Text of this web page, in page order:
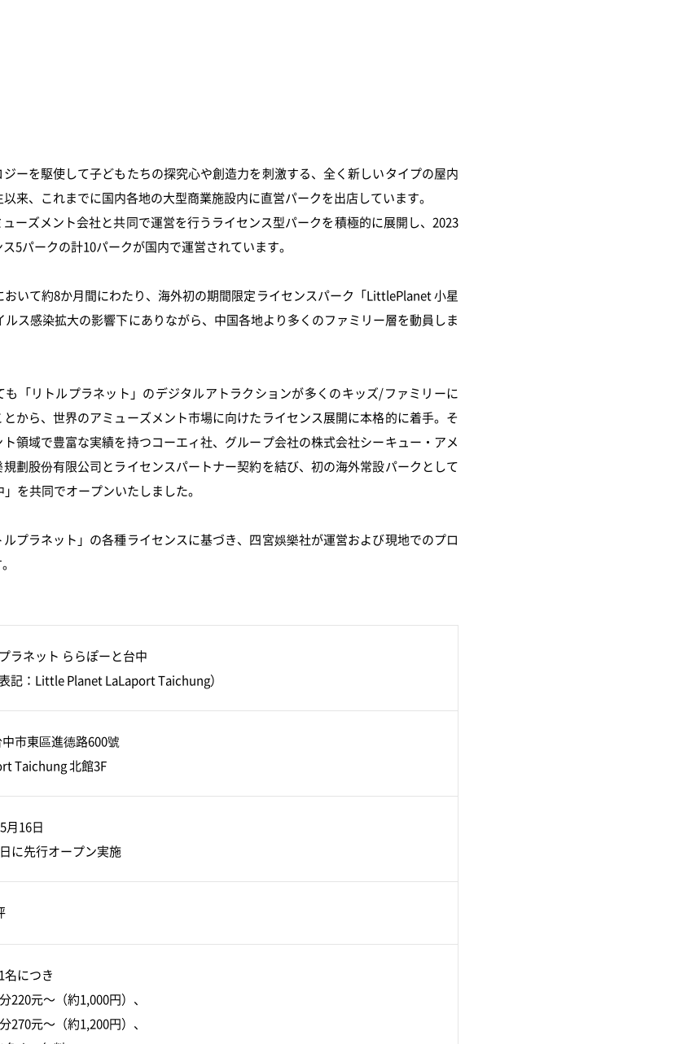
ジーを駆使して子どもたちの探究心や創造力を刺激する、全く新しいタイプの屋内
来、 これまでに国内各地の大型商業施設内に直営パークを出店しています。
ーズメント会社と共同で運営を行うライセンス型パークを積極的に展開し、2023
5パークの計10パークが国内で運営されています。
いて約8か月間にわたり、海外初の期間限定ライセンスパーク「LittlePlanet 小星
ス感染拡大の影響下にありながら、中国各地より多くのファミリー層を動員しま
「リトルプラネット」のデジタルアトラクションが多くのキッズ/ファミリーに
から、世界のアミューズメント市場に向けたライセンス展開に本格的に着手。そ
領域で豊富な実績を持つコーエィ社、グループ会社の株式会社シーキュー・アメ
劃股份有限公司とライセンスパートナー契約を結び、初の海外常設パークとして
を共同でオープンいたしました。
プラネット」の各種ライセンスに基づき、四宮娛樂社が運営および現地でのプロ
ラネット ららぽーと台中
表記：Little Planet LaLaport Taichung）
市東區進德路600號
Taichung 北館3F
月16日
に先行オープン実施
名につき
220元～（約1,000円）、
270元～（約1,200円）、